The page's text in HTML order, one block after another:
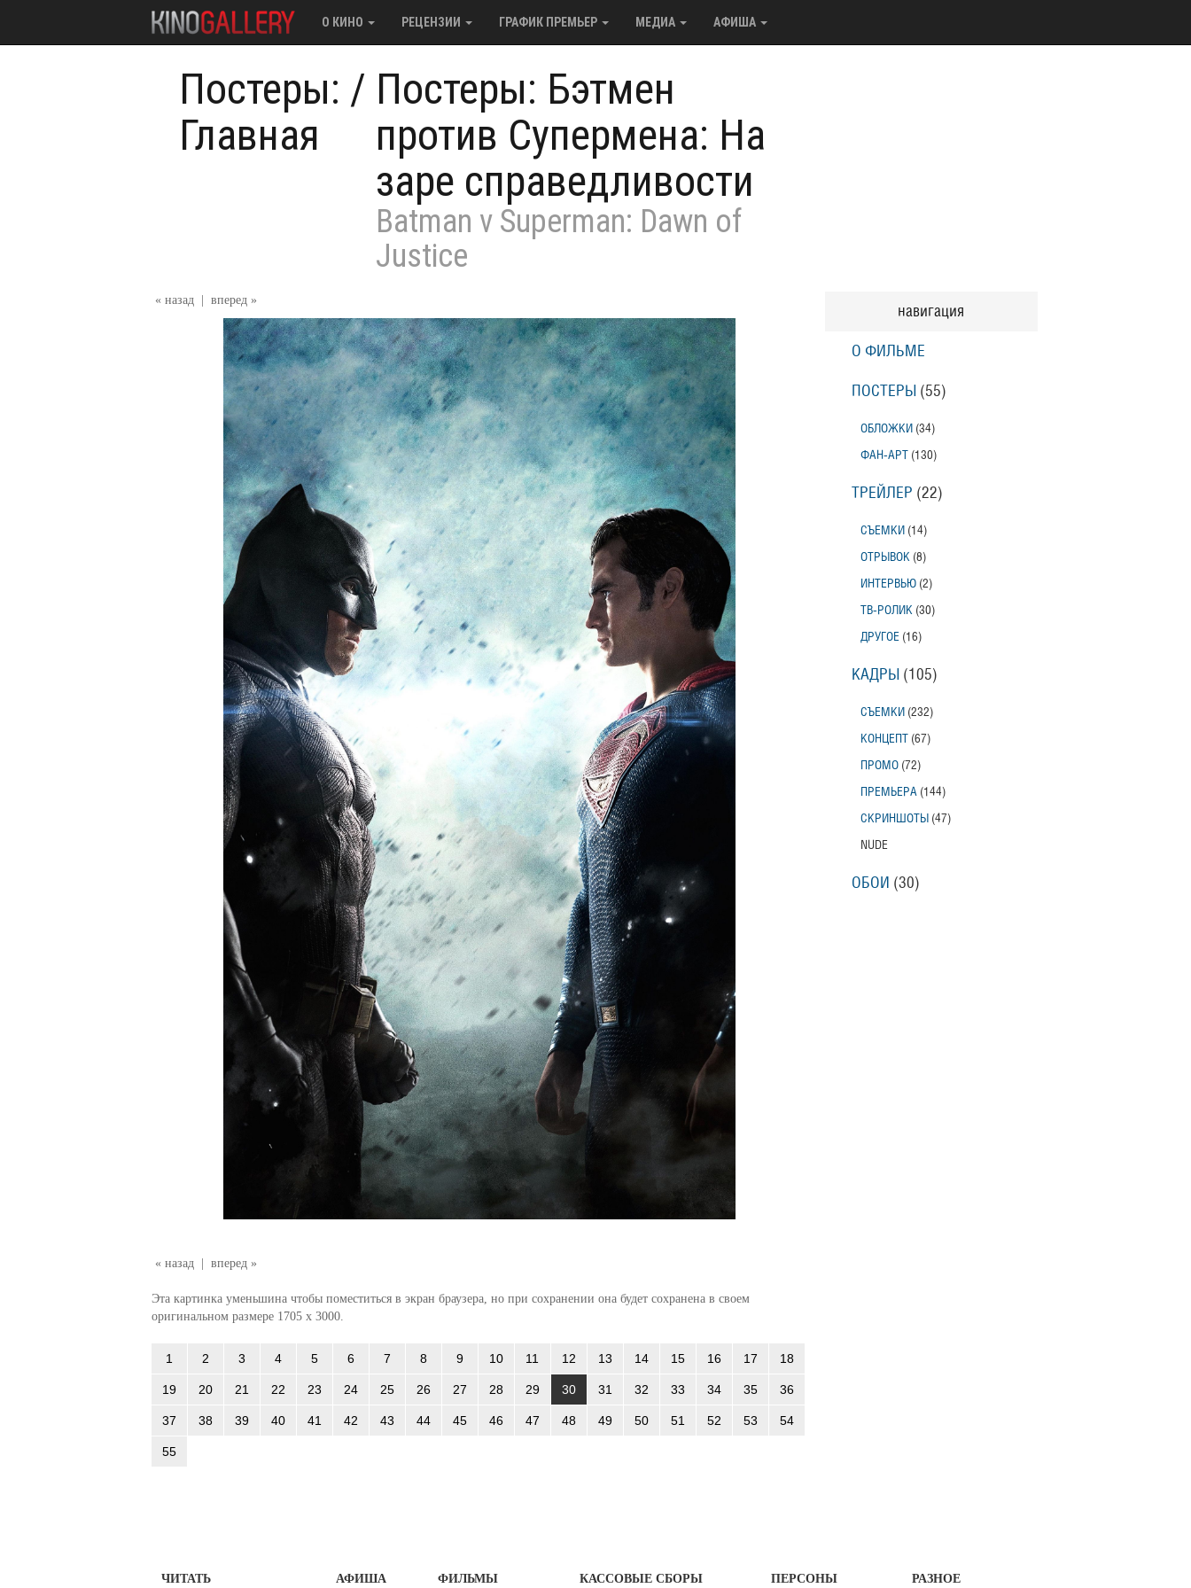
О КИНО РЕЦЕНЗИИ ГРАФИК ПРЕМЬЕР МЕДИА АФИША
Постеры:
Главная
/ Постеры: Бэтмен
против Супермена: На
заре справедливости
Batman v Superman: Dawn of
Justice
« назад вперед »
« назад вперед »
Эта картинка уменьшина чтобы поместиться в экран браузера, но при сохранении она будет сохранена в своем
оригинальном размере 1705 x 3000.
1 2 3 4 5 6 7 8 9 10 11 12 13 14 15 16 17 18
19 20 21 22 23 24 25 26 27 28 29 30 31 32 33 34 35 36
37 38 39 40 41 42 43 44 45 46 47 48 49 50 51 52 53 54
55
навигация
О ФИЛЬМЕ
ПОСТЕРЫ (55)
ОБЛОЖКИ (34)
ФАН-АРТ (130)
ТРЕЙЛЕР (22)
СЪЕМКИ (14)
ОТРЫВОК (8)
ИНТЕРВЬЮ (2)
ТВ-РОЛИК (30)
ДРУГОЕ (16)
КАДРЫ (105)
СЪЕМКИ (232)
КОНЦЕПТ (67)
ПРОМО (72)
ПРЕМЬЕРА (144)
СКРИНШОТЫ (47)
NUDE
ОБОИ (30)
ЧИТАТЬ АФИША ФИЛЬМЫ КАССОВЫЕ СБОРЫ ПЕРСОНЫ РАЗНОЕ